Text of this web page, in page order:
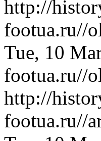
http://
footua.ru//
Tue, 10
footua.ru//
http://
footua.ru//